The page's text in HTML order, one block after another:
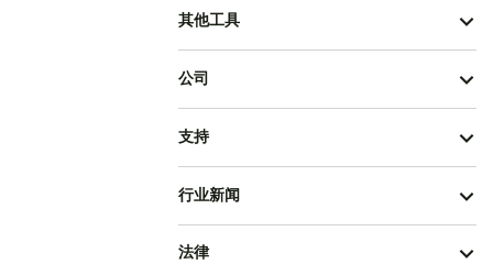
其他工具
公司
支持
行业新闻
法律